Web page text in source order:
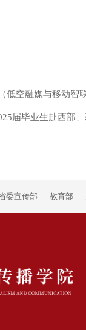
低空融媒与移动智
届毕业生赴西部
委宣传部 教育部